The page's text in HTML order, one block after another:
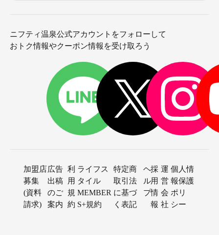
ニフティ温泉公式アカウントをフォローして
おトク情報やクーポン情報を受け取ろう
加盟店
募集
(資料
請求)
広告
出稿
のご
案内
利
用
規
約
ライフス
タイル
MEMBER
S+規約
特定商
取引法
に基づ
く表記
ヘ
ル
プ
採
用
情
報
運
営
会
社
個人情
報保護
ポリ
シー